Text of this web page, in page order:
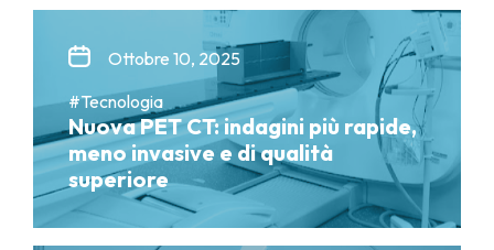
Ottobre 10, 2025
#Tecnologia
Nuova PET CT: indagini più rapide,
meno invasive e di qualità
superiore